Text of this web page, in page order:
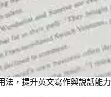
法，提升英文寫作與說話能力